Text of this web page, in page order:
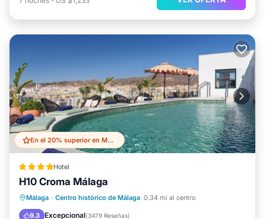
En el 20% superior en Malaga Historic Centre
Hotel
H10 Croma Málaga
Málaga · Centro histórico de Málaga 0.34 mi al centro
9.3 Excepcional(3479 Reseñas)
Frente al mar
Estación de carga para vehículos eléctricos
Aparcamiento
Piscina